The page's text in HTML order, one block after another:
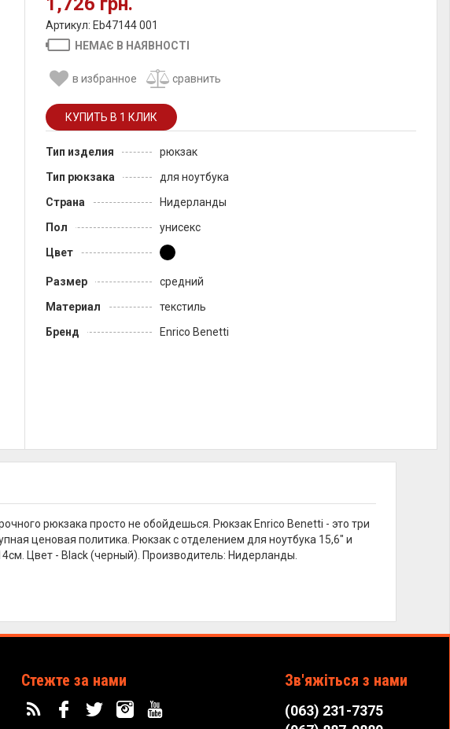
Артикул: Eb47144 001
НЕМАЄ В НАЯВНОСТІ
в избранное сравнить
Тип изделия
рюкзак
Тип рюкзака
для ноутбука
Страна
Нидерланды
Пол
унисекс
Цвет
Размер
средний
Материал
текстиль
Бренд
Enrico Benetti
рюкзака просто не обойдешься. Рюкзак Enrico Benetti - это три
ценовая политика. Рюкзак с отделением для ноутбука 15,6" и
Цвет - Black (черный). Производитель: Нидерланды.
Стежте за нами Зв'яжіться з нами
(063) 231-7375